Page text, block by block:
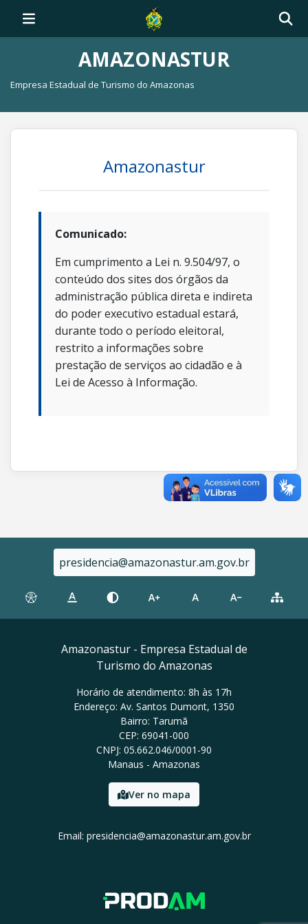
AMAZONASTUR
Empresa Estadual de Turismo do Amazonas
Amazonastur
Comunicado:
Em cumprimento a Lei n. 9.504/97, o
conteúdo dos sites dos órgãos da
administração pública direta e indireta
do poder executivo estadual estará,
durante todo o período eleitoral,
restrito a informações sobre
prestação de serviços ao cidadão e à
Lei de Acesso à Informação.
presidencia@amazonastur.am.gov.br
Amazonastur - Empresa Estadual de
Turismo do Amazonas
Horário de atendimento: 8h às 17h
Endereço: Av. Santos Dumont, 1350
Bairro: Tarumã
CEP: 69041-000
CNPJ: 05.662.046/0001-90
Manaus - Amazonas
Ver no mapa
Email: presidencia@amazonastur.am.gov.br